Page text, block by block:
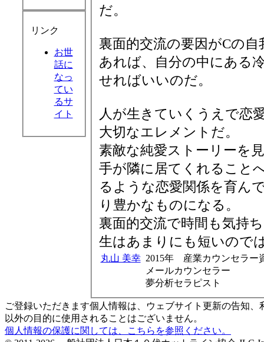
リンク
お世
話に
なっ
てい
るサ
イト
だ。
裏面的交流の要因がCの
あれば、自分の中にある
せればいいのだ。
人が生きていくうえで恋
大切なエレメントだ。
素敵な純愛ストーリーを
手が隣に居てくれること
るような恋愛関係を育ん
り豊かなものになる。
裏面的交流で時間も気持
生はあまりにも短いので
丸山 美幸 2015年 産業カウンセラー
メールカウンセラー
夢分析セラピスト
ご登録いただきます個人情報は、ウェブサイト更新の告知
以外の目的に使用されることはございません。
個人情報の保護に関しては、こちらを参照ください。